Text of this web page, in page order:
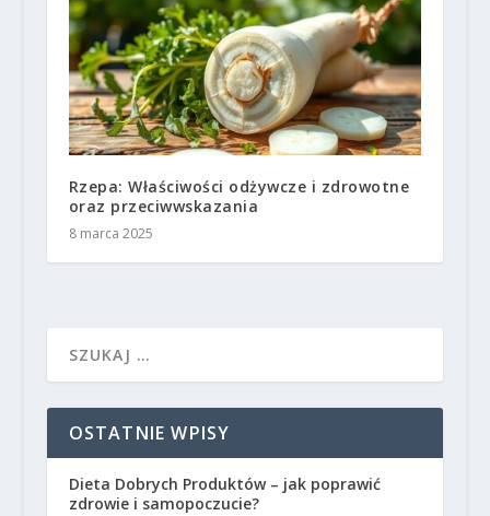
Rzepa: Właściwości odżywcze i zdrowotne
oraz przeciwwskazania
8 marca 2025
OSTATNIE WPISY
Dieta Dobrych Produktów – jak poprawić
zdrowie i samopoczucie?